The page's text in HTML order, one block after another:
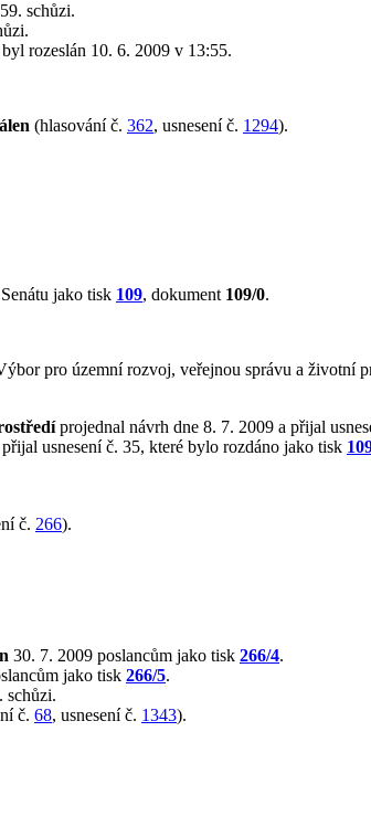
schůzi.
rozeslán 10. 6. 2009 v 13:55.
(hlasování č. 362, usnesení č. 1294).
jako tisk 109, dokument 109/0.
pro územní rozvoj, veřejnou správu a životní
projednal návrh dne 8. 7. 2009 a přijal
usnesení č. 35, které bylo rozdáno jako tisk
č. 266).
30. 7. 2009 poslancům jako tisk 266/4.
jako tisk 266/5.
schůzi.
č. 68, usnesení č. 1343).